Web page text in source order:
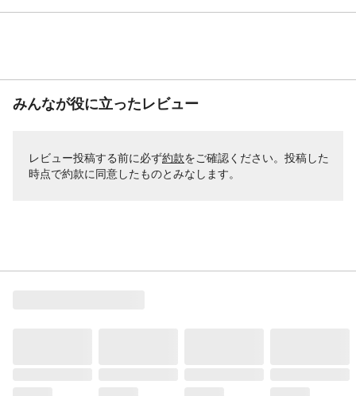
みんなが役に立ったレビュー
レビュー投稿する前に必ず約款をご確認ください。投稿した
時点で約款に同意したものとみなします。